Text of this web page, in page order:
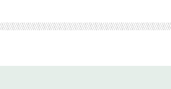
条件って?
は何個?
歳くらいまでは必ず妊娠できる?
でも出産できる?
の？ どうなったら「不妊」?
の方法は?
しやすさに関係ある?
NG?
て選べばいい?
生理期間中は避けたほうがいい?
必ず妊娠できる?
も妊娠しない場合、その原因は?
に何をするの?
?
かったら?